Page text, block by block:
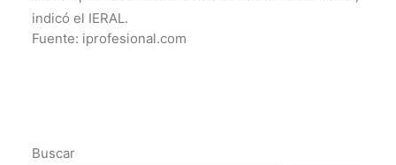
indicó el IERAL.
Fuente: iprofesional.com
Buscar